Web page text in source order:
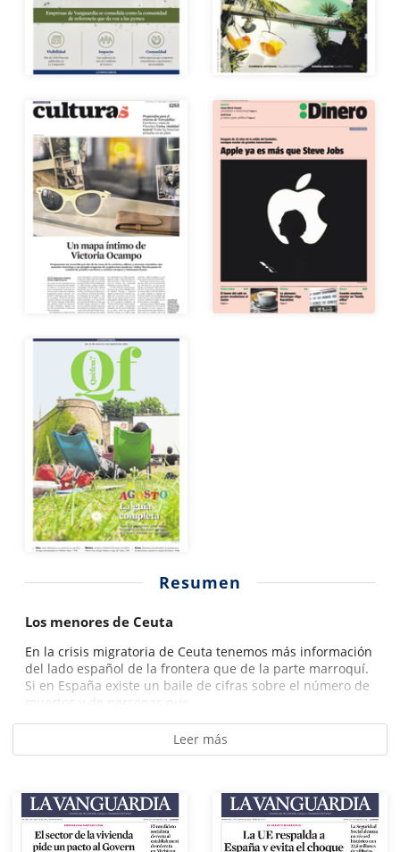
Resumen
Los menores de Ceuta
En la crisis migratoria de Ceuta tenemos más información
del lado español de la frontera que de la parte marroquí.
Si en España existe un baile de cifras sobre el número de
muertos y de personas que...
Leer más